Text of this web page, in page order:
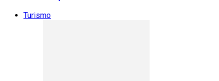
Turismo